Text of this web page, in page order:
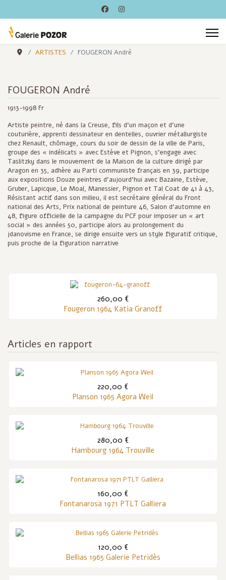
ARTISTES FOUGERON André
FOUGERON André
1913-1998 Fr
Artiste peintre, né dans la Creuse, fils d'un maçon et d'une
couturière, apprenti dessinateur en dentelles, ouvrier métallurgiste
chez Renault, chômage, cours du soir de dessin de la ville de Paris,
groupe des « indélicats » avec Estève et Pignon, s’engage avec
Taslitzky dans le mouvement de la Maison de la culture dirigé par
Aragon en 35, adhère au Parti communiste français en 39, participe
aux expositions Douze peintres d'aujourd'hui avec Bazaine, Estève,
Gruber, Lapicque, Le Moal, Manessier, Pignon et Tal Coat de 41 à 43,
Résistant actif dans son milieu, il est secrétaire général du Front
national des Arts, Prix national de peinture 46, Salon d'automne en
48, figure officielle de la campagne du PCF pour imposer un « art
social » des années 50, participe alors au prolongement du
jdanovisme en France, se dirige ensuite vers un style figuratif critique,
puis proche de la figuration narrative
260,00 €
Fougeron 1964 Katia Granoff
Articles en rapport
220,00 €
Planson 1965 Agora Weil
280,00 €
Hambourg 1964 Trouville
160,00 €
Fontanarosa 1971 PTLT Galliera
120,00 €
Bellias 1965 Galerie Petridès